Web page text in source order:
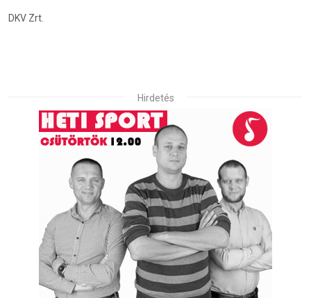
DKV Zrt.
Hirdetés